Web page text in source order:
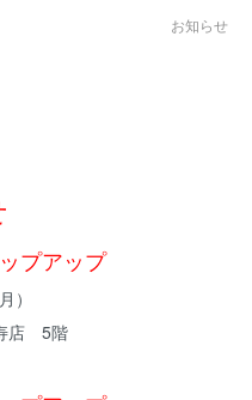
お知らせ
プアップ
）
店 5階